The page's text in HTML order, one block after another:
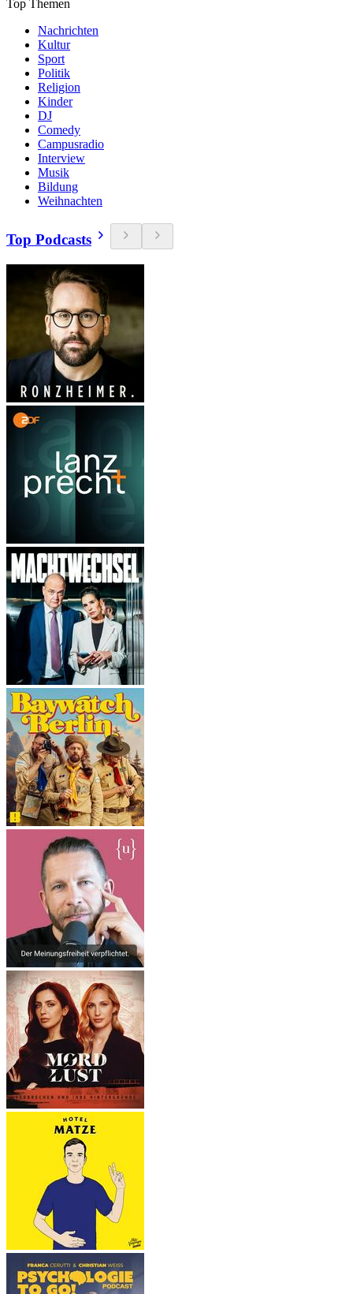
Top Themen
Nachrichten
Kultur
Sport
Politik
Religion
Kinder
DJ
Comedy
Campusradio
Interview
Musik
Bildung
Weihnachten
Top Podcasts